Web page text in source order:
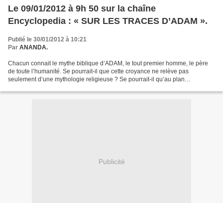
Le 09/01/2012 à 9h 50 sur la chaîne
Encyclopedia : « SUR LES TRACES D’ADAM ».
Publié le 30/01/2012 à 10:21
Par ANANDA.
Chacun connait le mythe biblique d’ADAM, le tout premier homme, le père
de toute l’humanité. Se pourrait-il que cette croyance ne relève pas
seulement d’une mythologie religieuse ? Se pourrait-il qu’au plan
Publicité